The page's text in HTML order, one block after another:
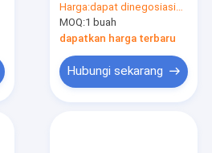
240W Dukungan
Manajemen PoE
Harga:dapat dinegosiasikan
MOQ:1 buah
dapatkan harga terbaru
Hubungi sekarang